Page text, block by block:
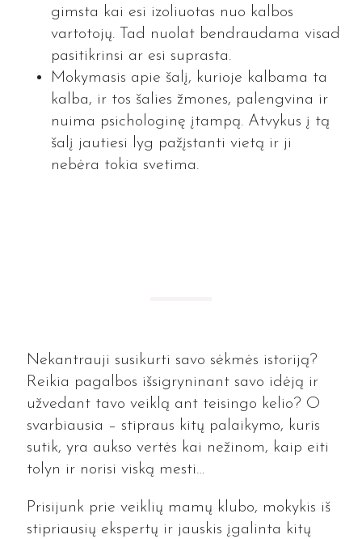
gimsta kai esi izoliuotas nuo kalbos
vartotojų. Tad nuolat bendraudama visad
pasitikrinsi ar esi suprasta.
Mokymasis apie šalį, kurioje kalbama ta
kalba, ir tos šalies žmones, palengvina ir
nuima psichologinę įtampą. Atvykus į tą
šalį jautiesi lyg pažįstanti vietą ir ji
nebėra tokia svetima.
Nekantrauji susikurti savo sėkmės istoriją?
Reikia pagalbos išsigryninant savo idėją ir
užvedant tavo veiklą ant teisingo kelio? O
svarbiausia – stipraus kitų palaikymo, kuris
sutik, yra aukso vertės kai nežinom, kaip eiti
tolyn ir norisi viską mesti…
Prisijunk prie veiklių mamų klubo, mokykis iš
stipriausių ekspertų ir jauskis įgalinta kitų